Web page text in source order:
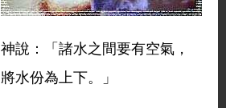
神說：「諸水之間要有空氣，
將水份為上下。」